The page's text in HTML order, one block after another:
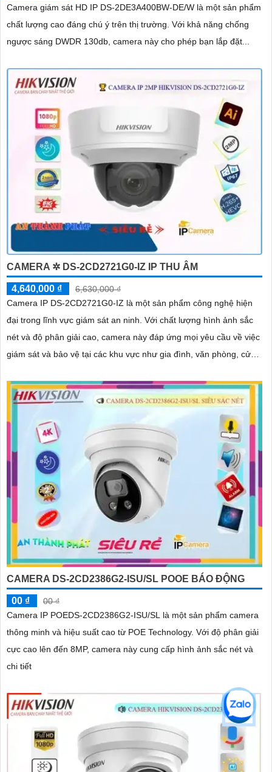
Camera giám sát HD IP DS-2DE3A400BW-DE/W là một sản phẩm
chất lượng cao đáng chú ý trên thị trường. Với khả năng chống
ngược sáng DWDR 130db, camera này cho phép bạn lắp đặt...
CAMERA ✲ DS-2CD2721G0-IZ IP THU ÂM
4,640,000 ₫
6,630,000 ₫
Camera IP DS-2CD2721G0-IZ là một sản phẩm công nghệ hiện
đại trong lĩnh vực giám sát an ninh. Với chất lượng hình ảnh sắc
nét và độ phân giải cao, camera này đáp ứng mọi yêu cầu về việc
giám sát và bảo vệ tại các khu vực như gia đình, văn phòng, cửa
CAMERA DS-2CD2386G2-ISU/SL POOE BÁO ĐỘNG
00 ₫
00 ₫
Camera IP POEDS-2CD2386G2-ISU/SL là một sản phẩm camera
thông minh và hiệu suất cao từ POE Technology. Với độ phân giải
cực cao lên đến 8MP, camera này cung cấp hình ảnh sắc nét và
chi tiết